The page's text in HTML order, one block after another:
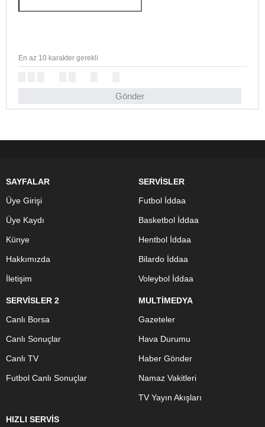
Gönder
En az 10 karakter gerekli
SAYFALAR
Üye Girişi
Üye Kaydı
Künye
Hakkımızda
İletişim
SERVİSLER
Futbol İddaa
Basketbol İddaa
Hentbol İddaa
Bilardo İddaa
Voleybol İddaa
SERVİSLER 2
Canlı Borsa
Canlı Sonuçlar
Canlı TV
Futbol Canlı Sonuçlar
MULTİMEDYA
Gazeteler
Hava Durumu
Haber Gönder
Namaz Vakitleri
TV Yayın Akışları
HIZLI SERVİS